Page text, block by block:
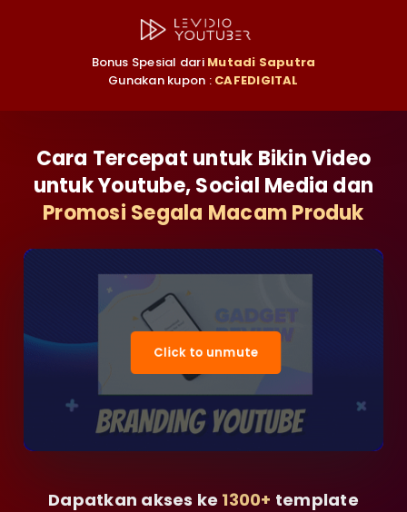
Bonus Spesial dari Mutadi Saputra
Gunakan kupon : CAFEDIGITAL
Cara Tercepat untuk Bikin Video
untuk Youtube, Social Media dan
Promosi Segala Macam Produk
Dapatkan akses ke 1300+ template